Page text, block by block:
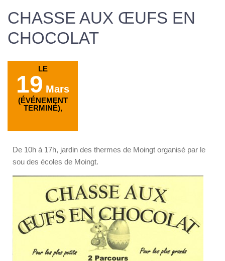
CHASSE AUX ŒUFS EN
CHOCOLAT
LE
19 Mars
(ÉVÉNEMENT
TERMINÉ),
De 10h à 17h, jardin des thermes de Moingt organisé par le
sou des écoles de Moingt.